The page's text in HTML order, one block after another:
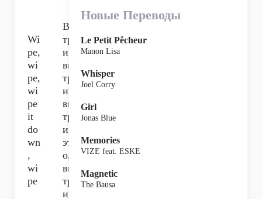
Wi
pe,
wi
pe,
wi
pe
it
do
wn
,
wi
pe
Вы
тр
и,
вы
тр
и,
вы
тр
и
эт
о,
вы
тр
и,
Новые Переводы
Le Petit Pêcheur
Manon Lisa
Whisper
Joel Corry
Girl
Jonas Blue
Memories
VIZE feat. ESKE
Magnetic
The Bausa